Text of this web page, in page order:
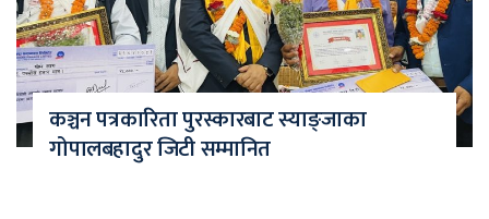
कञ्चन पत्रकारिता पुरस्कारबाट स्याङ्जाका
गोपालबहादुर जिटी सम्मानित